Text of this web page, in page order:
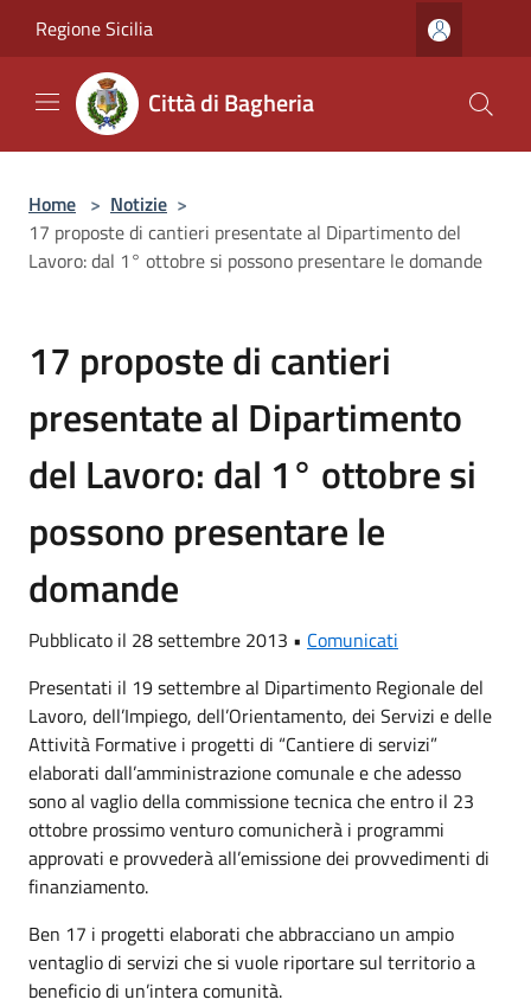
Regione Sicilia
Città di Bagheria
Home > Notizie >
17 proposte di cantieri presentate al Dipartimento del
Lavoro: dal 1° ottobre si possono presentare le domande
17 proposte di cantieri
presentate al Dipartimento
del Lavoro: dal 1° ottobre si
possono presentare le
domande
Pubblicato il 28 settembre 2013 • Comunicati
Presentati il 19 settembre al Dipartimento Regionale del
Lavoro, dell’Impiego, dell’Orientamento, dei Servizi e delle
Attività Formative i progetti di “Cantiere di servizi”
elaborati dall’amministrazione comunale e che adesso
sono al vaglio della commissione tecnica che entro il 23
ottobre prossimo venturo comunicherà i programmi
approvati e provvederà all’emissione dei provvedimenti di
finanziamento.
Ben 17 i progetti elaborati che abbracciano un ampio
ventaglio di servizi che si vuole riportare sul territorio a
beneficio di un’intera comunità.